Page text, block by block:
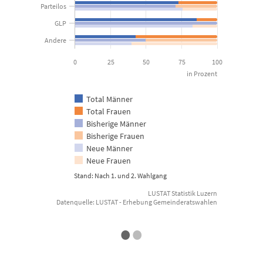
Stand: Nach 1. und 2. Wahlgang
in Prozent
Total Männer
Total Frauen
Bisherige Männer
Bisherige Frauen
Neue Männer
Neue Frauen
0 25 50 75 100
Parteilos
GLP
Andere
LUSTAT Statistik Luzern
Datenquelle: LUSTAT - Erhebung Gemeinderatswahlen
••